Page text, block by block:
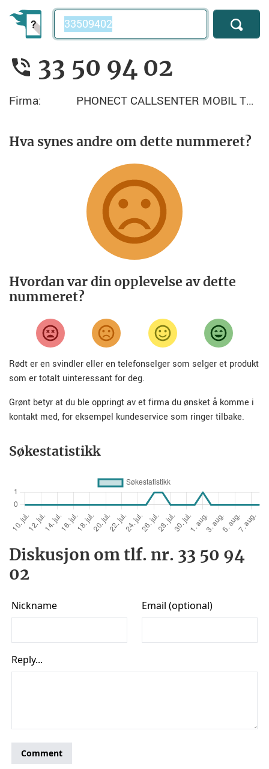
Telefonnummer
33 50 94 02
Firma: PHONECT CALLSENTER MOBIL TRUNK
Hva synes andre om dette nummeret?
Hvordan var din opplevelse av dette
nummeret?
Rødt er en svindler eller en telefonselger som selger et produkt
som er totalt uinteressant for deg.
Grønt betyr at du ble oppringt av et firma du ønsket å komme i
kontakt med, for eksempel kundeservice som ringer tilbake.
Søkestatistikk
Diskusjon om tlf. nr. 33 50 94
02